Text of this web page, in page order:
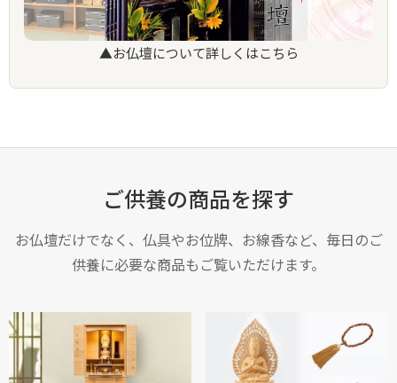
▲お仏壇について詳しくはこちら
ご供養の商品を探す
お仏壇だけでなく、仏具やお位牌、お線香など、毎日のご
供養に必要な商品もご覧いただけます。